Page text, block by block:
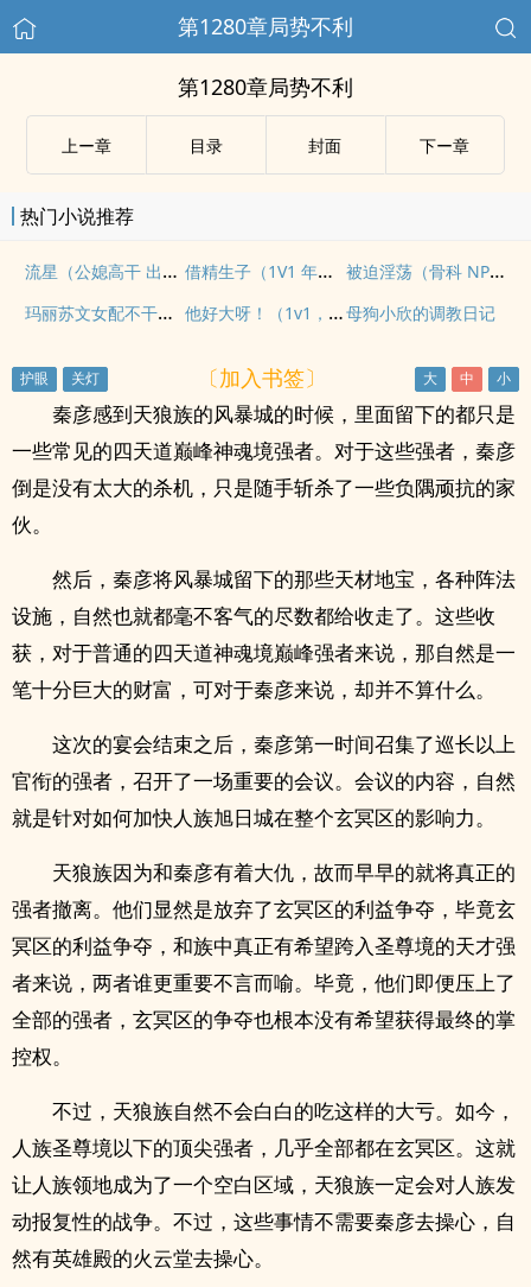
第1280章局势不利
第1280章局势不利
上ー章 目录 封面 下ー章
热门小说推荐
流星（公媳高干 出轨甜宠1v1） 借精生子（1V1 年下H)
被迫淫荡（骨科 NPH）
玛丽苏文女配不干了（NPH）
他好大呀！（1v1，sc，he，体型差糙汉）母狗小欣的调教日记
〔加入书签〕
秦彦感到天狼族的风暴城的时候，里面留下的都只是
一些常见的四天道巅峰神魂境强者。对于这些强者，秦彦
倒是没有太大的杀机，只是随手斩杀了一些负隅顽抗的家
伙。
然后，秦彦将风暴城留下的那些天材地宝，各种阵法
设施，自然也就都毫不客气的尽数都给收走了。这些收
获，对于普通的四天道神魂境巅峰强者来说，那自然是一
笔十分巨大的财富，可对于秦彦来说，却并不算什么。
这次的宴会结束之后，秦彦第一时间召集了巡长以上
官衔的强者，召开了一场重要的会议。会议的内容，自然
就是针对如何加快人族旭日城在整个玄冥区的影响力。
天狼族因为和秦彦有着大仇，故而早早的就将真正的
强者撤离。他们显然是放弃了玄冥区的利益争夺，毕竟玄
冥区的利益争夺，和族中真正有希望跨入圣尊境的天才强
者来说，两者谁更重要不言而喻。毕竟，他们即便压上了
全部的强者，玄冥区的争夺也根本没有希望获得最终的掌
控权。
不过，天狼族自然不会白白的吃这样的大亏。如今，
人族圣尊境以下的顶尖强者，几乎全部都在玄冥区。这就
让人族领地成为了一个空白区域，天狼族一定会对人族发
动报复性的战争。不过，这些事情不需要秦彦去操心，自
然有英雄殿的火云堂去操心。